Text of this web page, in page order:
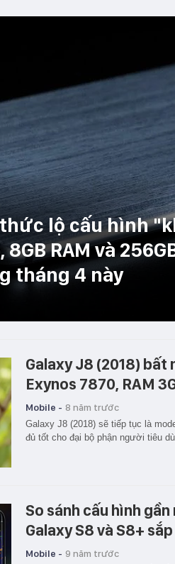
lộ cấu hình
RAM và
tháng 4 này
Galaxy J8 (2018) bất
Exynos 7870, RAM
Mobile - 8 năm trước
Galaxy J8 (2018) sẽ tiếp tục là
đủ tốt cho đại bộ phận người tiêu
So sánh cấu hình
Galaxy S8 và S8+
Mobile - 9 năm trước